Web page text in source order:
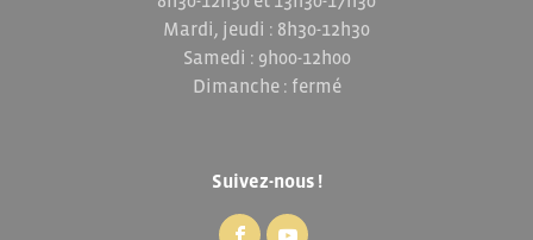
Mardi, jeudi : 8h30-12h30
Samedi : 9h00-12h00
Dimanche : fermé
Suivez-nous !